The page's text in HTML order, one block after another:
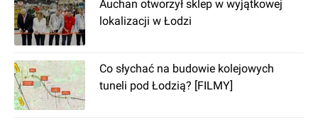
sześć państwowych co powoduje, że wielu
studentów poszukuje w tym mieście
mieszkania na wynajem. Łącznie na
wszystkich uczelniach (w tym prywatnych)
studiuje około 120 tys. osób. Tak duża liczba
studentów zapewnia nam, że w przypadku
zakupu w Łodzi mieszkania na wynajem, z
Auchan otworzył sklep w wyjątkowej
lokalizacji w Łodzi
Co słychać na budowie kolejowych
tuneli pod Łodzią? [FILMY]